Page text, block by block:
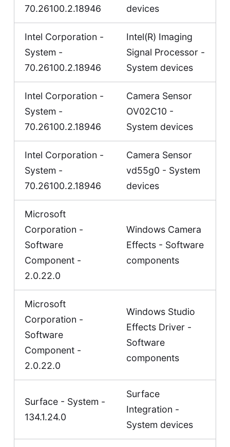
70.26100.2.18946
devices
Intel Corporation -
System -
70.26100.2.18946
Intel(R) Imaging
Signal Processor -
System devices
Intel Corporation -
System -
70.26100.2.18946
Camera Sensor
OV02C10 -
System devices
Intel Corporation -
System -
70.26100.2.18946
Camera Sensor
vd55g0 - System
devices
Microsoft
Corporation -
Software
Component -
2.0.22.0
Windows Camera
Effects - Software
components
Microsoft
Corporation -
Software
Component -
2.0.22.0
Windows Studio
Effects Driver -
Software
components
Surface - System -
134.1.24.0
Surface
Integration -
System devices